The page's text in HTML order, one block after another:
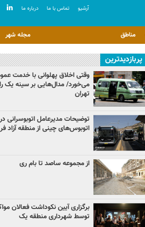
آرشيو تماس با ما درباره ما
مناطق مجله شهر
پربازدیدترین
وقتی اخلاق پهلوانی با خدمت
می‌خورد/ مدال‌هایی بر سینه یک
تهران
توضیحات مدیرعامل اتوبوسرانی
اتوبوس‌های چینی از منطقه آزاد
از مجموعه ساصد تا بام ری
برگزاری آیین نکوداشت فعالان
توسط شهرداری منطقه یک